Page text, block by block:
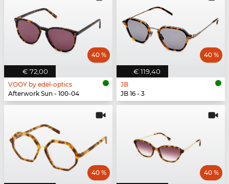
€ 72,00
40 %
VOOY by edel-optics
Afterwork Sun - 100-04
€ 119,40
40 %
JB
JB 16 - 3
40 % 40 %